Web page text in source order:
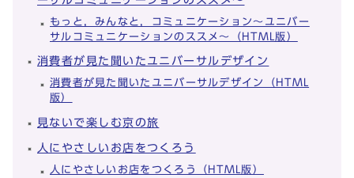
もっと，みんなと，コミュニケーション～ユニバー
サルコミュニケーションのススメ～（HTML版）
消費者が見た聞いたユニバーサルデザイン
消費者が見た聞いたユニバーサルデザイン（HTML
版）
見ないで楽しむ京の旅
人にやさしいお店をつくろう
人にやさしいお店をつくろう（HTML版）